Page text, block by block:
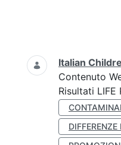
Ricerca
Italian
Contenuto
Risultati
DIFFERENZE